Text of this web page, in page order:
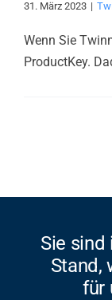
31. März 2023 |
Wenn Sie
ProductKey.
Sie sind
Stand,
für